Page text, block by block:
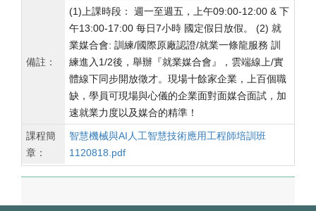
備註：
(1)上課時段： 週一至週五，上午09:00-12:00 & 下
午13:00-17:00 每日7小時 國定假日放假。 (2) 就
業媒合會: 訓練/國際原廠認證/就業一條龍服務 訓
練進入1/2後，舉辦『就業媒合會』，雲端線上/實
體線下同步開放徵才。現場十餘家企業，上百個職
缺，學員可現場與心儀的企業面對面媒合面試，加
速就業力度以及媒合的精準！
課程簡
章：
智慧機械與AI人工智慧技術應用工程師培訓班
1120818.pdf